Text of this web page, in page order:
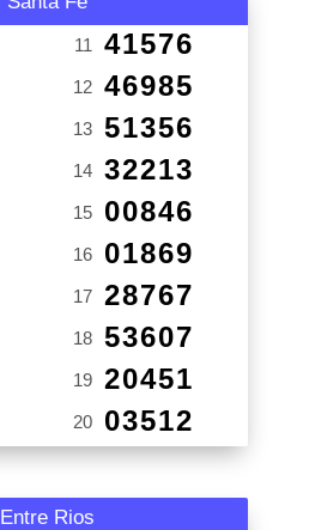
11 41576
12 46985
13 51356
14 32213
15 00846
16 01869
17 28767
18 53607
19 20451
20 03512
Entre Rios